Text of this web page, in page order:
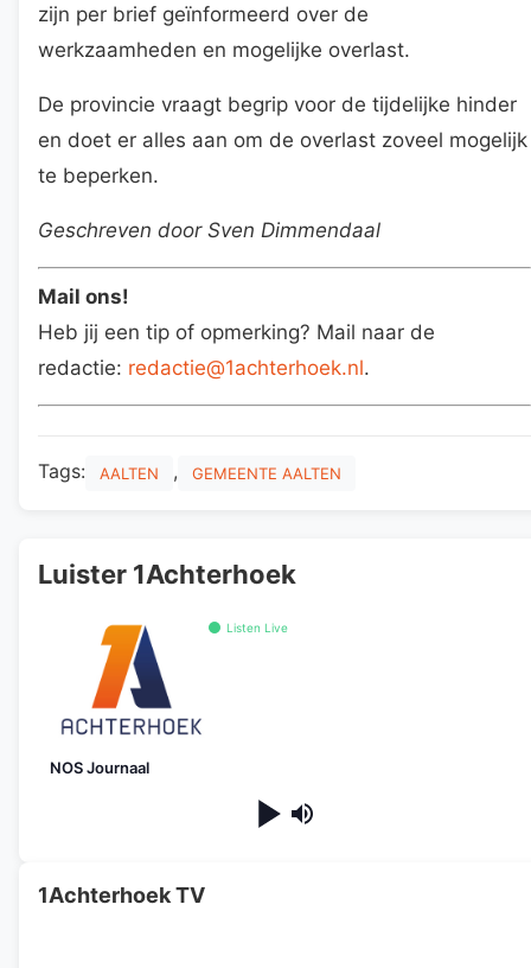
zijn per brief geïnformeerd over de
werkzaamheden en mogelijke overlast.
De provincie vraagt begrip voor de tijdelijke hinder
en doet er alles aan om de overlast zoveel mogelijk
te beperken.
Geschreven door Sven Dimmendaal
Mail ons!
Heb jij een tip of opmerking? Mail naar de
redactie: redactie@1achterhoek.nl.
Tags: AALTEN , GEMEENTE AALTEN
Luister 1Achterhoek
Listen Live
NOS Journaal
1Achterhoek TV